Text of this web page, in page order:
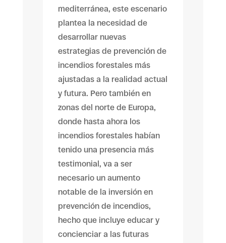
mediterránea, este escenario
plantea la necesidad de
desarrollar nuevas
estrategias de prevención de
incendios forestales más
ajustadas a la realidad actual
y futura. Pero también en
zonas del norte de Europa,
donde hasta ahora los
incendios forestales habían
tenido una presencia más
testimonial, va a ser
necesario un aumento
notable de la inversión en
prevención de incendios,
hecho que incluye educar y
concienciar a las futuras